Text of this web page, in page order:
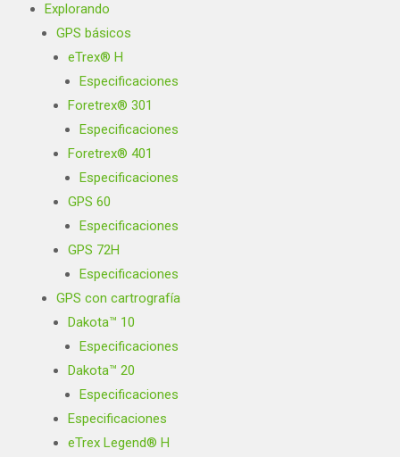
Explorando
GPS básicos
eTrex® H
Especificaciones
Foretrex® 301
Especificaciones
Foretrex® 401
Especificaciones
GPS 60
Especificaciones
GPS 72H
Especificaciones
GPS con cartrografía
Dakota™ 10
Especificaciones
Dakota™ 20
Especificaciones
Especificaciones
eTrex Legend® H